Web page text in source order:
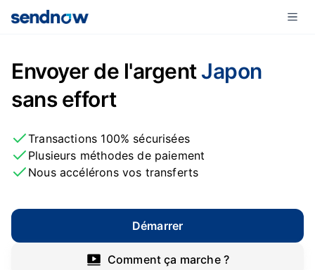
Envoyer de l'argentJapon
sans effort
Transactions 100% sécurisées
Plusieurs méthodes de paiement
Nous accélérons vos transferts
Démarrer
Comment ça marche ?